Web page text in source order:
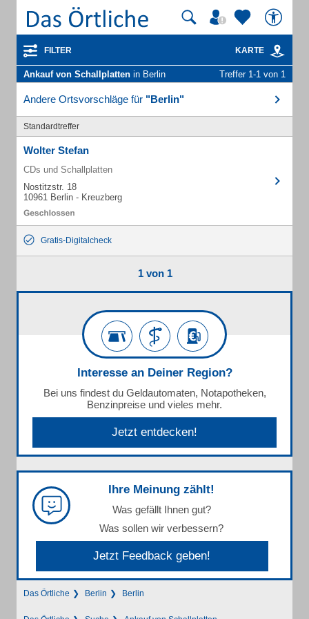
FILTER KARTE
Ankauf von Schallplatten in Berlin Treffer 1-1 von 1
Andere Ortsvorschläge für "Berlin"
Standardtreffer
Wolter Stefan
CDs und Schallplatten
Nostitzstr. 18
10961 Berlin - Kreuzberg
Gratis-Digitalcheck
1 von 1
Interesse an Deiner Region?
Bei uns findest du Geldautomaten, Notapotheken,
Benzinpreise und vieles mehr.
Jetzt entdecken!
Ihre Meinung zählt!
Was gefällt Ihnen gut?
Was sollen wir verbessern?
Jetzt Feedback geben!
Das Örtliche Berlin Berlin